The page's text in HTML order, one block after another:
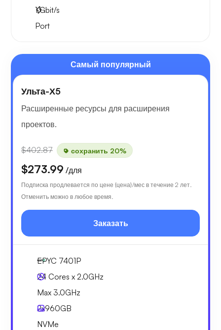
1Gbit/s
Port
Самый популярный
Ульта-Х5
Расширенные ресурсы для расширения
проектов.
$402.87 сохранить 20%
$273.99 /для
Подписка продлевается по цене {цена}/мес в течение 2 лет.
Отменить можно в любое время.
Заказать
EPYC 7401P
24 Cores x 2.0GHz
Max 3.0GHz
2x960GB
NVMe